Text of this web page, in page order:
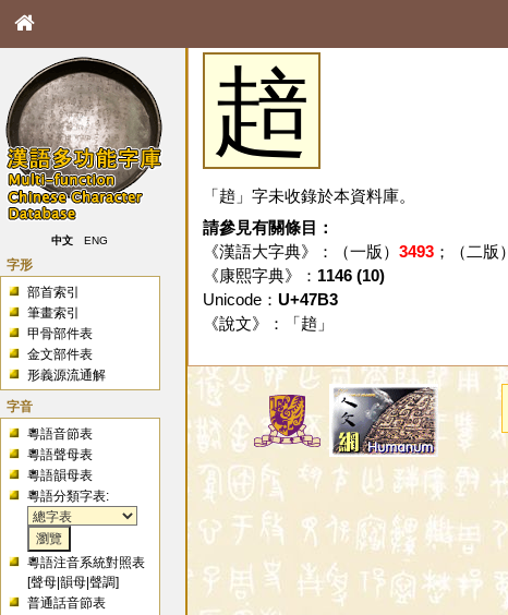
中文 ENG
字形
部首索引
筆畫索引
甲骨部件表
金文部件表
形義源流通解
字音
粵語音節表
粵語聲母表
粵語韻母表
粵語分類字表:
粵語注音系統對照表
[聲母 |韻母 |聲調]
普通話音節表
䞳
「䞳」字未收錄於本資料庫。
請參見有關條目：
《漢語大字典》：（一版） 3493；（二版）
《康熙字典》： 1146 (10)
Unicode： U+47B3
《說文》：「 䞳」